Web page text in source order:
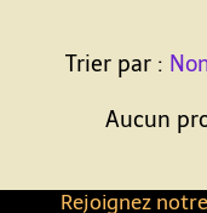
Rejoignez
Trier par :
Aucun